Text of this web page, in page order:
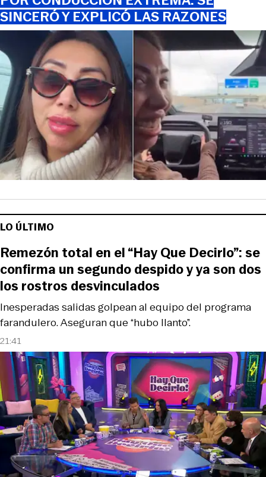
SINCERÓ Y EXPLICÓ LAS RAZONES
LO ÚLTIMO
21:41
Inesperadas salidas golpean al equipo del programa
farandulero. Aseguran que “hubo llanto”.
Remezón total en el “Hay Que Decirlo”: se
confirma un segundo despido y ya son dos
los rostros desvinculados